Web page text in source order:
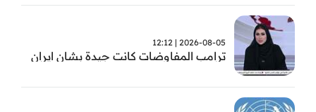
2026-08-05 | 12:12
ترامب المفاوضات كانت جيدة بشان ايران